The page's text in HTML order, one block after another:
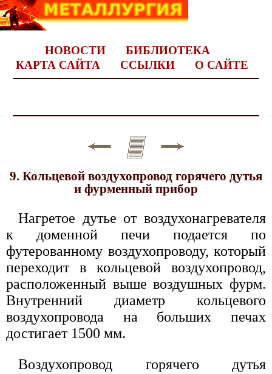
НОВОСТИ
БИБЛИОТЕКА
КАРТА САЙТА
ССЫЛКИ О САЙТЕ
9. Кольцевой воздухопровод горячего дутья
и фурменный прибор
Нагретое дутье от воздухонагревателя
к доменной печи подается по
футерованному воздухопроводу, который
переходит в кольцевой воздухопровод,
расположенный выше воздушных фурм.
Внутренний диаметр кольцевого
воздухопровода на больших печах
достигает 1500 мм.
Воздухопровод горячего дутья